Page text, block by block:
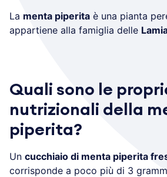
La menta piperita è una pianta
appartiene alla famiglia delle
Quali sono le
nutrizionali della
piperita?
Un cucchiaio di menta piperita
corrisponde a poco più di 3